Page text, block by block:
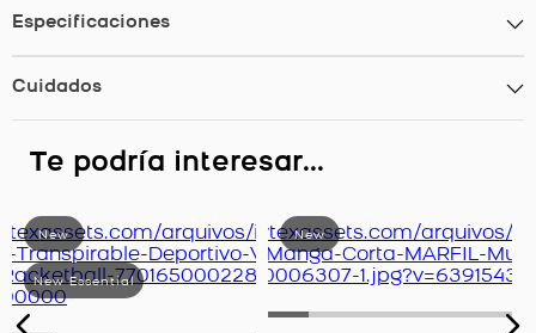
Especificaciones
Cuidados
Te podría interesar...